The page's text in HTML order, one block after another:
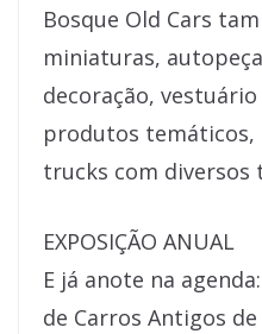
Bosque Old Cars
miniaturas,
decoração,
produtos temáticos,
trucks com diversos
EXPOSIÇÃO ANUAL
E já anote na
de Carros Antigos